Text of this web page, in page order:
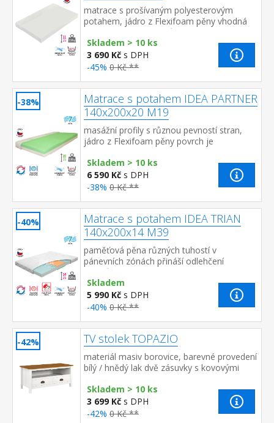
matrace s prošívaným polyesterovým
potahem, jádro z Flexifoam pěny vhodná
pro všechny typy roštů potah snímatelný a
pratelný do 40 °C d...
Skladem > 10 ks
3 690 Kč s DPH
-45% 0 Kč **
-38%
Matrace s potahem IDEA PARTNER
140x200x20 M19
masážní profily s různou pevností stran,
jádro z Flexifoam pěny povrch je
obou stranách tvrdá (bílá) a měkk...
Skladem > 10 ks
6 590 Kč s DPH
-38% 0 Kč **
-40%
Matrace s potahem IDEA TRIAN
140x200x14 M39
paměťová pěna různých tuhostí v
pánevních zónách přináší odlehčení
kloubům a celému pohybovému aparátu
7zónová anatomická masážní profilace ...
Skladem
5 990 Kč s DPH
-40% 0 Kč **
-42% TV stolek TOPAZIO
materiál masiv borovice, barevné provedení
bílý / hnědý lak dvě zásuvky s kovovými
Skladem > 10 ks
3 699 Kč s DPH
-42% 0 Kč **